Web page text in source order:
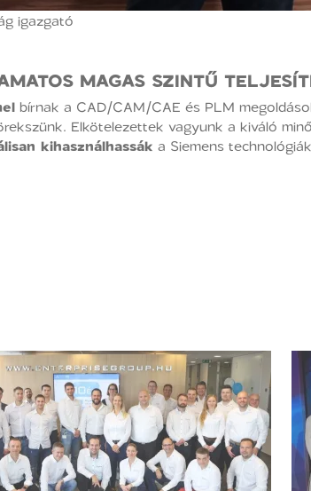
igazgató
MAGAS SZINTŰ
bírnak a CAD/CAM/CAE és PLM
Elkötelezettek vagyunk a kiváló
kihasználhassák a Siemens